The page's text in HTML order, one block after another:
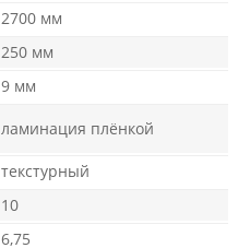
2700 мм
250 мм
9 мм
ламинация плёнкой
текстурный
10
6,75